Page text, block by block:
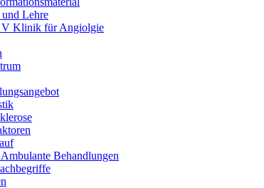
Lehre
Klinik für Angiolgie
Behandlungen